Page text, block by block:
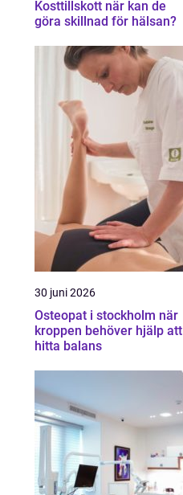
Kosttillskott när kan de
göra skillnad för hälsan?
30 juni 2026
Osteopat i stockholm när
kroppen behöver hjälp att
hitta balans